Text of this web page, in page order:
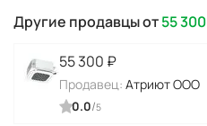
Другие продавцы от55 300
55 300 ₽
Продавец: Атриют ООО
0.0/5